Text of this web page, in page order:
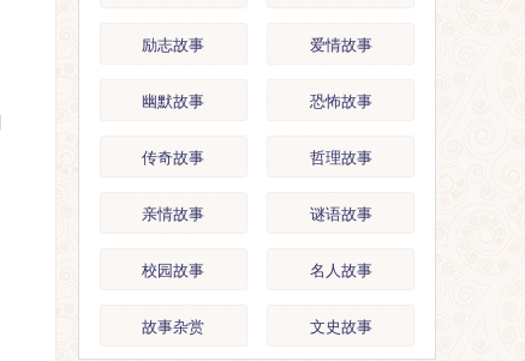
励志故事 爱情故事
幽默故事 恐怖故事
传奇故事 哲理故事
亲情故事 谜语故事
校园故事 名人故事
故事杂赏 文史故事